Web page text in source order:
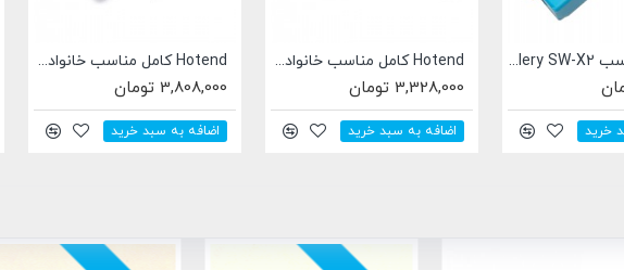
Hotend کامل مناسب خانواده Artillery SW-X3
اضافه به سبد خرید
Hotend کامل مناسب خانواده Artillery SW-X4
اضافه به سبد خرید اضافه به سبد خرید